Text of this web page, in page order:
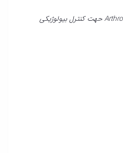
2. "تولید جلبک/سیانوباکتریوم Arthrospira plantensis حهت کنترل بیولوژیکی